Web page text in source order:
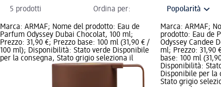
5 prodotti Ordina per:
Marca: ARMAF; Nome del prodotto: Eau de
Parfum Odyssey Dubai Chocolat, 100 ml;
Prezzo: 31,90 €; Prezzo base: 100 ml (31,90 € /
100 ml); Disponibilità: Stato verde Disponibile
per la consegna, Stato grigio seleziona il
Marca: ARMAF;
prodotto: Eau de
Odyssey Candee
ml; Prezzo: 31,90
base: 100 ml
Disponibilità:
Disponibile per la
Stato grigio